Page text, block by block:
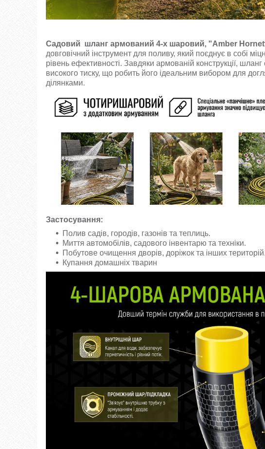
Садовий шланг армований 4-х шаровий, "Amber
довговічний інструмент для поливу, який поєднує в собі
рівень ефективності. Завдяки армованій конструкції,
високого тиску, що робить його ідеальним вибором для
ділянками.
Застосування:
Полив садів, городів, газонів та теплиць.
Миття автомобілів, садового інвентарю та техніки.
Побутове очищення дворів, доріжок та інших
Купання домашніх тварин